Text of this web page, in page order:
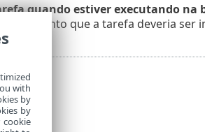
quando estiver executando na
no momento que a tarefa deveria ser
with
by
by